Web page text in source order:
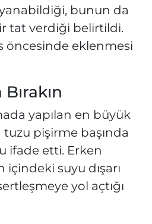
yanabildiği, bunun da
tat verdiği belirtildi.
öncesinde eklenmesi
yapılan en büyük
pişirme başında
ifade etti. Erken
suyu dışarı
yol açtığı